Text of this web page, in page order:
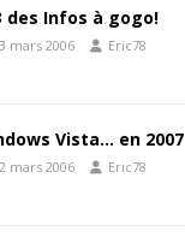
des Infos à gogo!
mars 2006 Eric78
Vista… en 2007
mars 2006 Eric78